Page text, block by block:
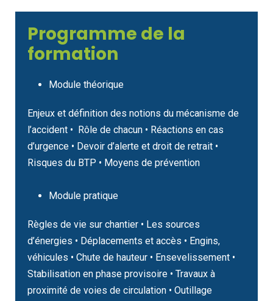
Programme de la
formation
Module théorique
Enjeux et définition des notions du mécanisme de
l’accident • Rôle de chacun • Réactions en cas
d’urgence • Devoir d’alerte et droit de retrait •
Risques du BTP • Moyens de prévention
Module pratique
Règles de vie sur chantier • Les sources
d’énergies • Déplacements et accès • Engins,
véhicules • Chute de hauteur • Ensevelissement •
Stabilisation en phase provisoire • Travaux à
proximité de voies de circulation • Outillage